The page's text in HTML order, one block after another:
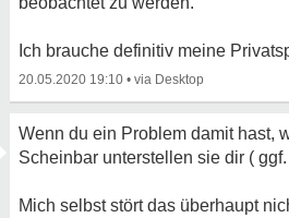
Ich brauche definitiv meine
20.05.2020 19:10 •
Wenn du ein Problem damit hast,
Scheinbar unterstellen sie dir (
Mich selbst stört das überhaupt